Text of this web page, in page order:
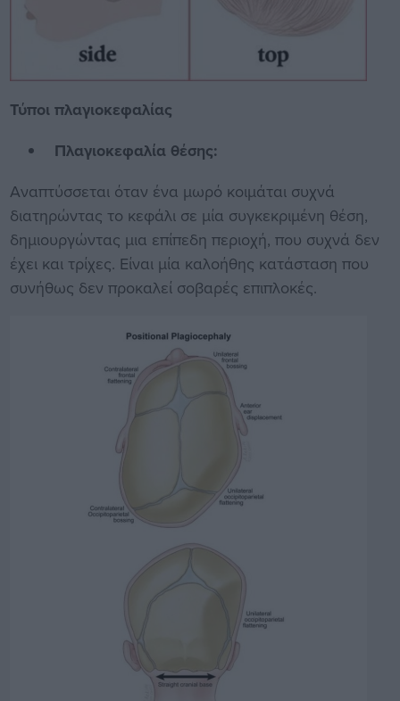
Τύποι πλαγιοκεφαλίας
Πλαγιοκεφαλία θέσης:
Αναπτύσσεται όταν ένα μωρό κοιμάται συχνά
διατηρώντας το κεφάλι σε μία συγκεκριμένη θέση,
δημιουργώντας μια επίπεδη περιοχή, που συχνά δεν
έχει και τρίχες. Είναι μία καλοήθης κατάσταση που
συνήθως δεν προκαλεί σοβαρές επιπλοκές.